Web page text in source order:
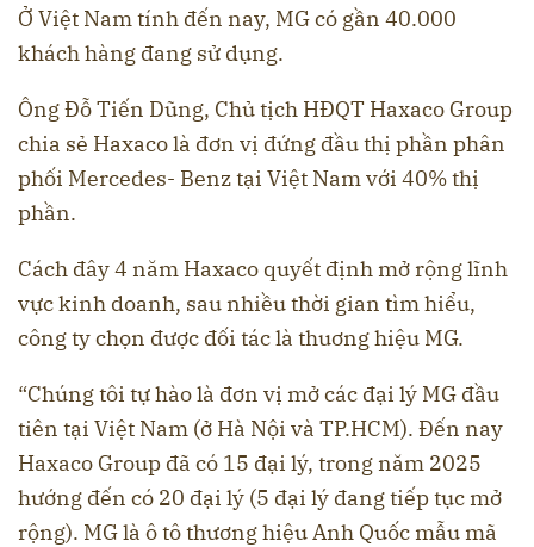
Ở Việt Nam tính đến nay, MG có gần 40.000
khách hàng đang sử dụng.
Ông Đỗ Tiến Dũng, Chủ tịch HĐQT Haxaco Group
chia sẻ Haxaco là đơn vị đứng đầu thị phần phân
phối Mercedes- Benz tại Việt Nam với 40% thị
phần.
Cách đây 4 năm Haxaco quyết định mở rộng lĩnh
vực kinh doanh, sau nhiều thời gian tìm hiểu,
công ty chọn được đối tác là thuơng hiệu MG.
“Chúng tôi tự hào là đơn vị mở các đại lý MG đầu
tiên tại Việt Nam (ở Hà Nội và TP.HCM). Đến nay
Haxaco Group đã có 15 đại lý, trong năm 2025
hướng đến có 20 đại lý (5 đại lý đang tiếp tục mở
rộng). MG là ô tô thương hiệu Anh Quốc mẫu mã